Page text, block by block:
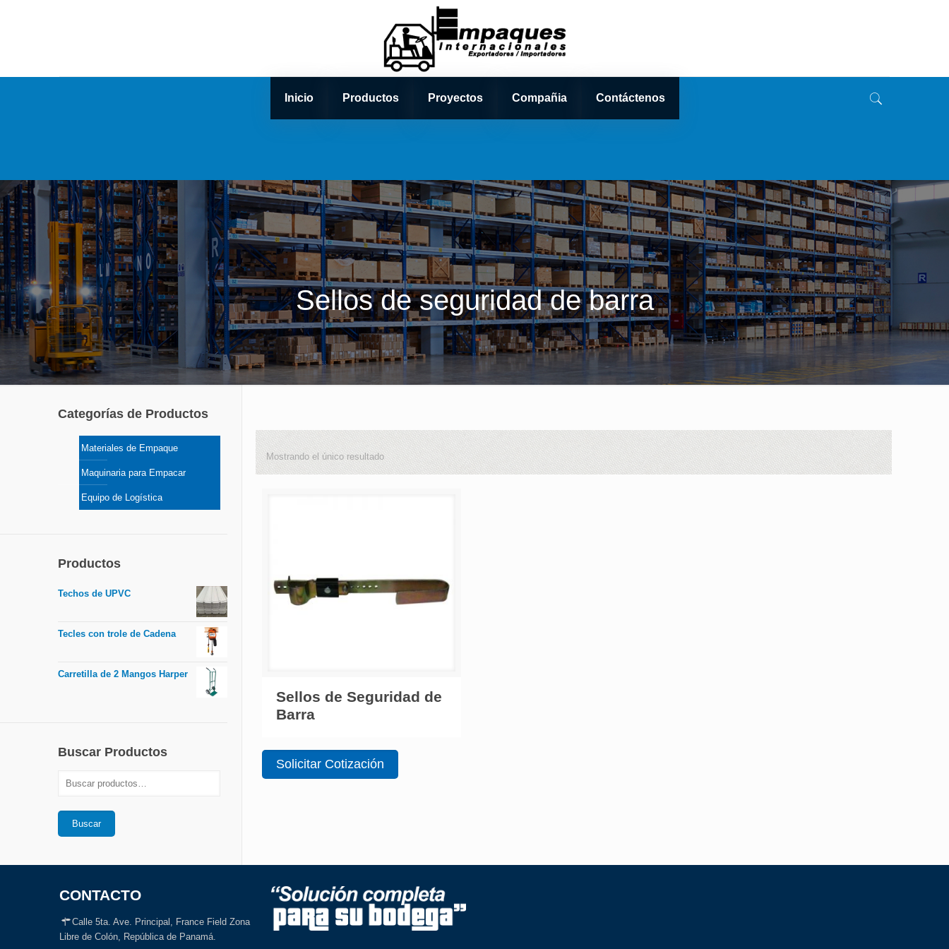
Inicio Productos Proyectos Compañia Contáctenos
Sellos de seguridad de barra
Mostrando el único resultado
Sellos de Seguridad de
Barra
Solicitar Cotización
Categorías de Productos
Materiales de Empaque
Maquinaria para Empacar
Equipo de Logística
Productos
Techos de UPVC
Tecles con trole de Cadena
Carretilla de 2 Mangos Harper
Buscar Productos
Buscar
CONTACTO
Calle 5ta. Ave. Principal, France Field Zona
Libre de Colón, República de Panamá.